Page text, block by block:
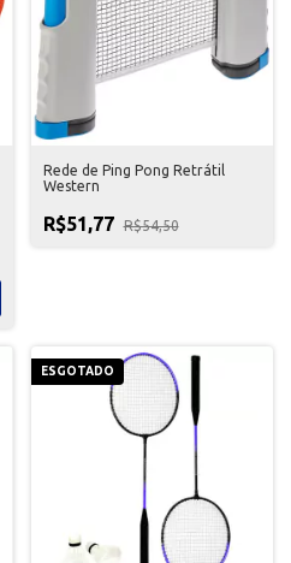
Rede de Ping Pong Retrátil
Western
R$51,77 R$54,50
ESGOTADO